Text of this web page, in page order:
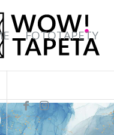
FOTOTAPETY